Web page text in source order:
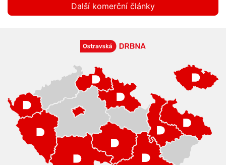
Další komerční články